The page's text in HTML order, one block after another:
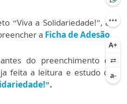
“Viva a Solidariedade!”, as
a Ficha de Adesão.
do preenchimento da
feita a leitura e estudo do
.